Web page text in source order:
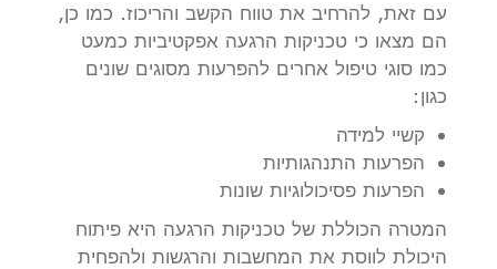
עם זאת, להרחיב את טווח הקשב והריכוז. כמו כן,
הם מצאו כי טכניקות הרגעה אפקטיביות כמעט
כמו סוגי טיפול אחרים להפרעות מסוגים שונים
כגון:
קשיי למידה
הפרעות התנהגותיות
הפרעות פסיכולוגיות שונות
המטרה הכוללת של טכניקות הרגעה היא פיתוח
היכולת לווסת את המחשבות והרגשות ולהפחית